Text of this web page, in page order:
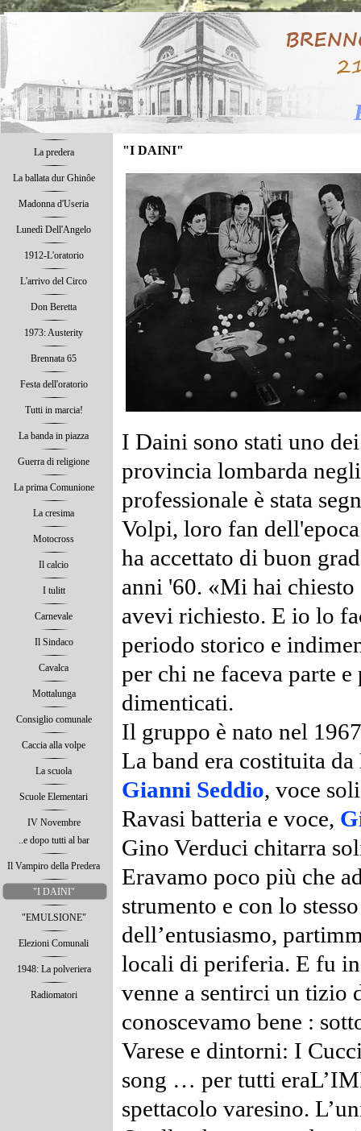
Torna
La predera
La ballata dur Ghinôe
Madonna d'Useria
Lunedì Dell'Angelo
1912-L'oratorio
L'arrivo del Circo
Don Beretta
1973: Austerity
Brennata 65
Festa dell'oratorio
Tutti in marcia!
La banda in piazza
Guerra di religione
La prima Comunione
La cresima
Motocross
Il calcio
I tulitt
Carnevale
Il Sindaco
Cavalca
Mottalunga
Consiglio comunale
Caccia alla volpe
La scuola
Scuole Elementari
IV Novembre
..e dopo tutti al bar
Il Vampiro della Predera
"I DAINI"
"EMULSIONE"
Elezioni Comunali
1948: La polveriera
Radiomatori
"I DAINI"
I Daini sono stati uno
provincia lombarda
professionale è stata
Volpi, loro fan
ha accettato di buon
anni '60. «Mi hai
avevi richiesto. E io lo
periodo storico e
per chi ne faceva parte
dimenticati.
Il gruppo è nato nel
La band era costituita da
Gianni Seddio, voce
Ravasi batteria e voce,
Gino Verduci chitarra
Eravamo poco più che
strumento e con lo
dell’entusiasmo,
locali di periferia. E fu
venne a sentirci un tizio
conoscevamo bene :
Varese e dintorni: I
song … per tutti
spettacolo varesino.